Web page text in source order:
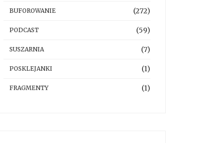
BUFOROWANIE (272)
PODCAST (59)
SUSZARNIA (7)
POSKLEJANKI (1)
FRAGMENTY (1)